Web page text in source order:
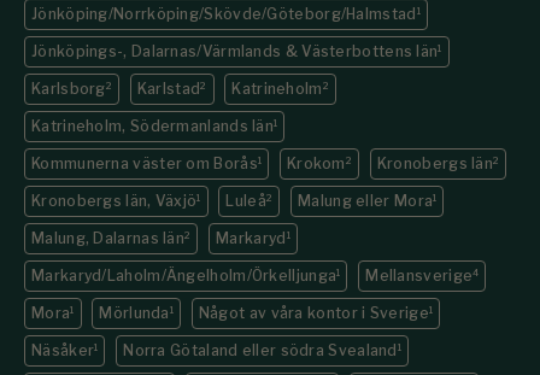
Jönköping/Norrköping/Skövde/Göteborg/Halmstad 1
Jönköpings-, Dalarnas/Värmlands & Västerbottens län1
Karlsborg2 Karlstad2 Katrineholm 2
Katrineholm, Södermanlands län1
Kommunerna väster om Borås1 Krokom 2 Kronobergs län2
Kronobergs län, Växjö1 Luleå2 Malung eller Mora1
Malung, Dalarnas län2 Markaryd 1
Markaryd/Laholm/Ängelholm/Örkelljunga1 Mellansverige4
Mora1 Mörlunda 1 Något av våra kontor i Sverige1
Näsåker1 Norra Götaland eller södra Svealand 1